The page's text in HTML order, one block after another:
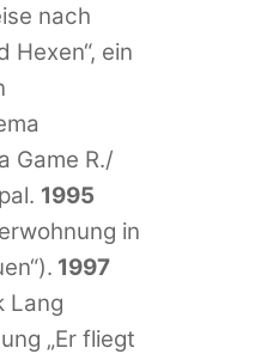
nach
Hexen“, ein
Game R./
1995
in
1997
Lang
„Er fliegt